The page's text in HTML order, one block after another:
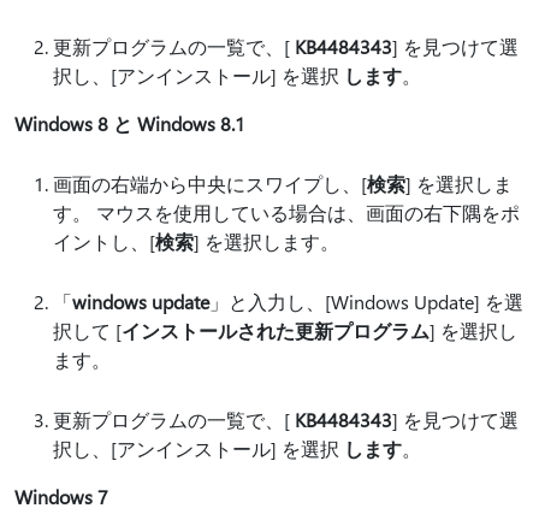
更新プログラムの一覧で、[ KB4484343] を見つけて選
択し、[アンインストール] を選択 します。
Windows 8 と Windows 8.1
画面の右端から中央にスワイプし、[検索] を選択しま
す。 マウスを使用している場合は、画面の右下隅をポ
イントし、[検索] を選択します。
「windows update」と入力し、[Windows Update] を選
択して [インストールされた更新プログラム] を選択し
ます。
更新プログラムの一覧で、[ KB4484343] を見つけて選
択し、[アンインストール] を選択 します。
Windows 7